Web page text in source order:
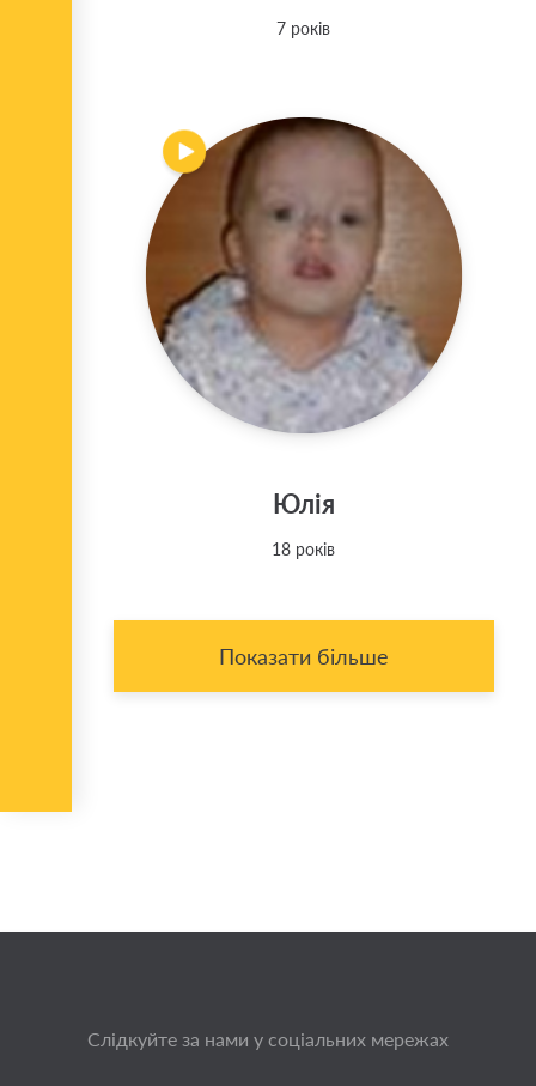
7 років
Юлія
18 років
Показати більше
Слідкуйте за нами у соціальних мережах